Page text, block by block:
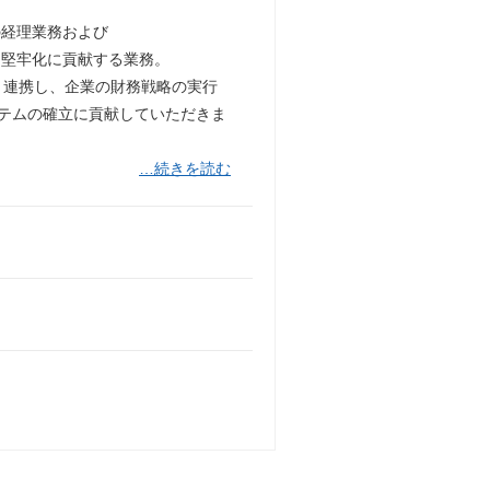
理業務および
牢化に貢献する業務。
携し、企業の財務戦略の実行
ムの確立に貢献していただきま
…続きを読む